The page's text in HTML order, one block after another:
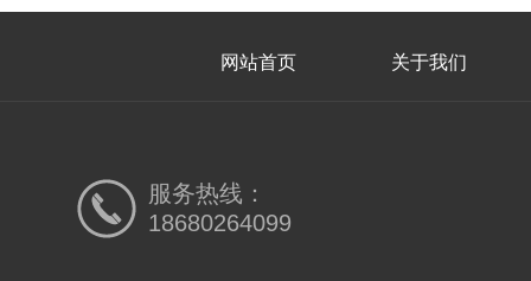
网站首页 关于我们
服务热线：
18680264099